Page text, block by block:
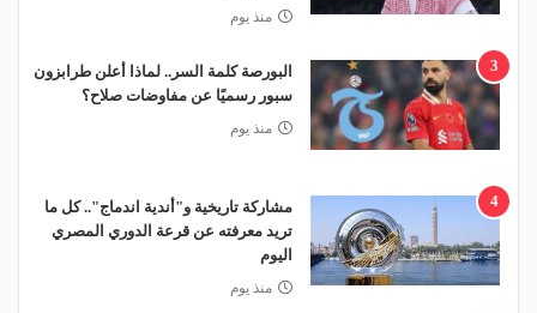
منذ يوم
3
البورصة كلمة السر.. لماذا أعلن طرابزون
سبور رسميًا عن مفاوضات صلاح؟
منذ يوم
4
مشاركة تاريخية و"أندية اندماج".. كل ما
تريد معرفته عن قرعة الدوري المصري
اليوم
منذ يوم